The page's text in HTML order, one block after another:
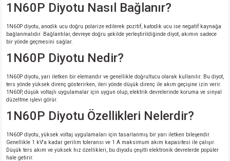
1N60P Diyotu Nasıl Bağlanır?
1N60P diyotu, anodik ucu doğru polarize edilerek pozitif, katodik ucu ise negatif kaynağa
bağlanmalıdır. Bağlantılar, devreye doğru şekilde yerleştirildiğinde diyot, akımın sadece
bir yönde geçmesini sağlar.
1N60P Diyotu Nedir?
1N60P diyotu, yarı iletken bir elemandır ve genellikle doğrultucu olarak kullanılır. Bu diyot,
ters yönde yüksek direnç gösterirken, ileri yönde düşük direnç ile akım geçişine izin verir.
1N60P, düşük voltajlı uygulamalar için uygun olup, elektrik devrelerinde koruma ve sinyal
düzeltme işlevi görür.
1N60P Diyotu Özellikleri Nelerdir?
1N60P diyotu, yüksek voltaj uygulamaları için tasarlanmış bir yarı iletken bileşendir.
Genellikle 1 kV'a kadar gerilim toleransı ve 1 A maksimum akım kapasitesi ile çalışır.
Düşük ters akım ve yüksek hız özellikleri, bu diyodu çeşitli elektronik devrelerde popüler
hale getirir.